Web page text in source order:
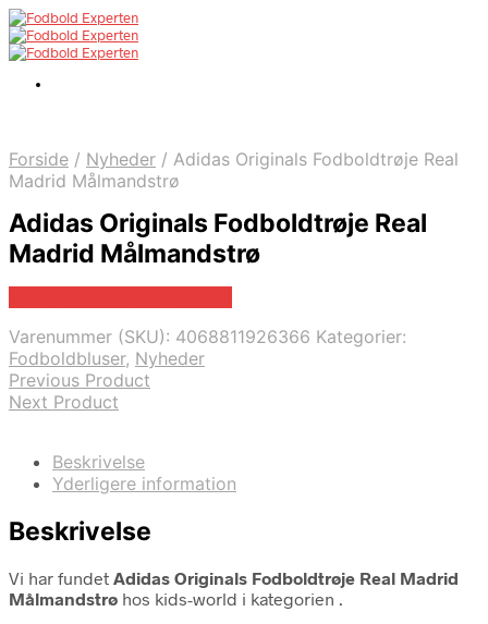
Forside / Nyheder / Adidas Originals Fodboldtrøje Real
Madrid Målmandstrø
Adidas Originals Fodboldtrøje Real
Madrid Målmandstrø
Varenummer (SKU): 4068811926366 Kategorier:
Fodboldbluser, Nyheder
Previous Product
Next Product
Beskrivelse
Yderligere information
Beskrivelse
Vi har fundet Adidas Originals Fodboldtrøje Real Madrid
Målmandstrø hos kids-world i kategorien .